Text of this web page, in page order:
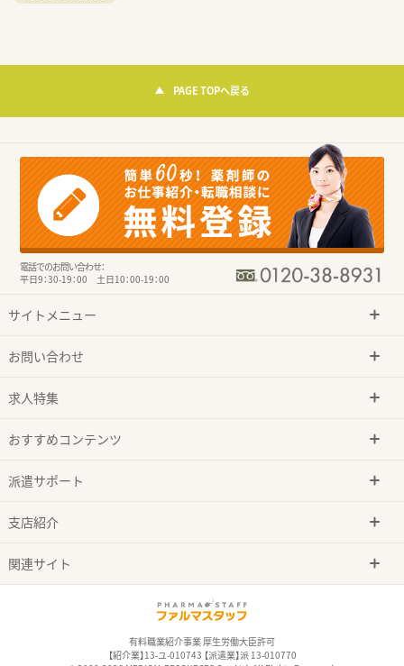
PAGE TOPへ戻る
電話でのお問い合わせ：
平日9：30-19：00 土日10：00-19：00
サイトメニュー
お問い合わせ
求人特集
おすすめコンテンツ
派遣サポート
支店紹介
関連サイト
有料職業紹介事業 厚生労働大臣許可
【紹介業】13-ユ-010743 【派遣業】派 13-010770